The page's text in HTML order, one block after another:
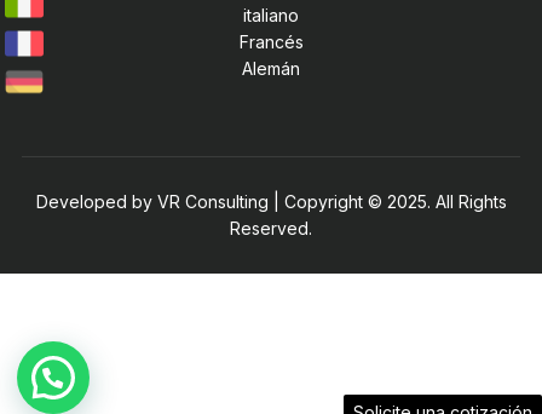
italiano
Francés
Alemán
Developed by VR Consulting | Copyright © 2025. All Rights
Reserved.